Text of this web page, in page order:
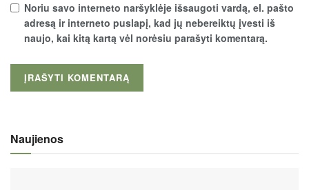
Noriu savo interneto naršyklėje išsaugoti vardą, el. pašto
adresą ir interneto puslapį, kad jų nebereiktų įvesti iš
naujo, kai kitą kartą vėl norėsiu parašyti komentarą.
Naujienos